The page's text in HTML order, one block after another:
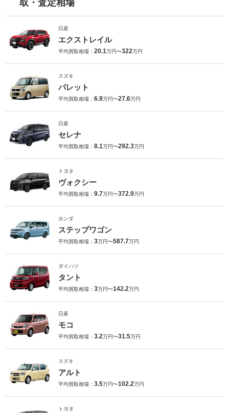
取・査定相場
日産
エクストレイル
平均買取相場： 20.1万円〜322万円
スズキ
パレット
平均買取相場： 6.9万円〜27.6万円
日産
セレナ
平均買取相場： 8.1万円〜292.3万円
トヨタ
ヴォクシー
平均買取相場： 9.7万円〜372.9万円
ホンダ
ステップワゴン
平均買取相場： 3万円〜587.7万円
ダイハツ
タント
平均買取相場： 3万円〜142.2万円
日産
モコ
平均買取相場： 3.2万円〜31.5万円
スズキ
アルト
平均買取相場： 3.5万円〜102.2万円
トヨタ